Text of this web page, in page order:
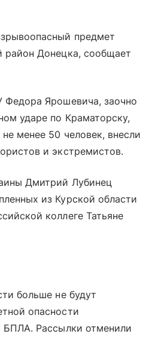
предмет
район Донецка, сообщает
Федора Ярошевича, заочно
ударе по Краматорску,
менее 50 человек, внесли
и экстремистов.
Дмитрий Лубинец
из Курской области
коллеге Татьяне
больше не будут
опасности
БПЛА. Рассылки отменили